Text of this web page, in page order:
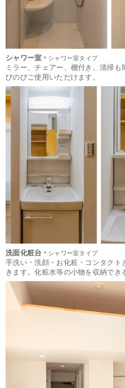
シャワー室 ＊シャワー室タイプ
ミラー、チェアー、棚付き。清掃
びのびご使用いただけます。
洗面化粧台 ＊シャワー室タイプ
手洗い・洗顔・お化粧・コンタクト
きます。化粧水等の小物を収納でき